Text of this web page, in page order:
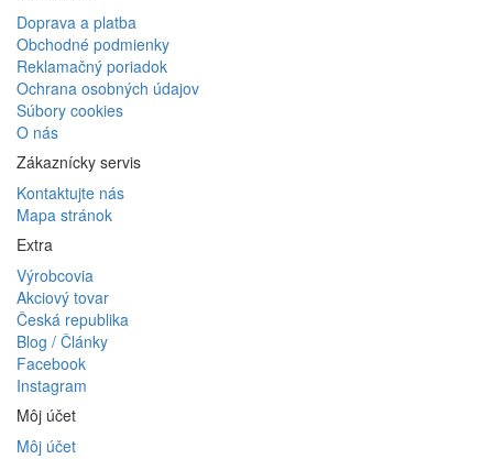
Doprava a platba
Obchodné podmienky
Reklamačný poriadok
Ochrana osobných údajov
Súbory cookies
O nás
Zákaznícky servis
Kontaktujte nás
Mapa stránok
Extra
Výrobcovia
Akciový tovar
Česká republika
Blog / Články
Facebook
Instagram
Môj účet
Môj účet